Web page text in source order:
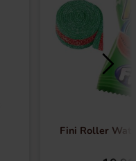
Fini Roller